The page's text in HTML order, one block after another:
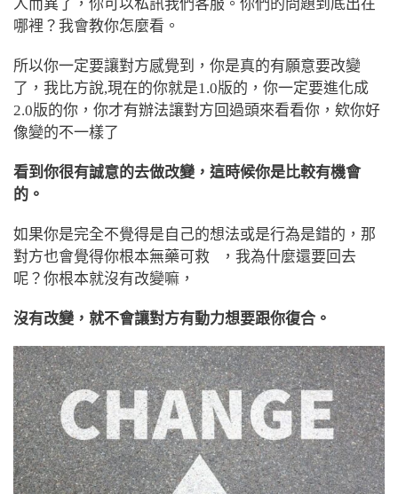
人而異了，你可以私訊我們客服。你們的問題到底出在
哪裡？我會教你怎麼看。
所以你一定要讓對方感覺到，你是真的有願意要改變
了，我比方說,現在的你就是1.0版的，你一定要進化成
2.0版的你，你才有辦法讓對方回過頭來看看你，欸你好
像變的不一樣了
看到你很有誠意的去做改變，這時候你是比較有機會
的。
如果你是完全不覺得是自己的想法或是行為是錯的，那
對方也會覺得你根本無藥可救 ，我為什麼還要回去
呢？你根本就沒有改變嘛，
沒有改變，就不會讓對方有動力想要跟你復合。